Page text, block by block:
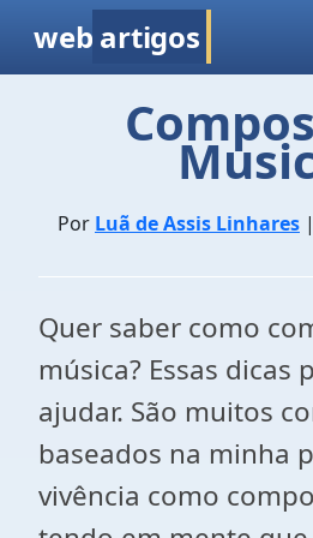
web artigos
Por Luã de Assis Linhares
Quer saber como
música? Essas dicas
ajudar. São muitos
baseados na minha
vivência como